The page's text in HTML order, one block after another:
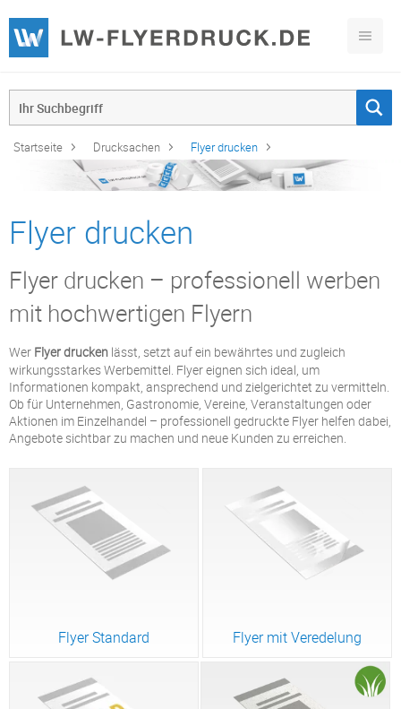
Startseite Drucksachen Flyer drucken
Flyer drucken
Flyer drucken – professionell werben
mit hochwertigen Flyern
Wer Flyer drucken lässt, setzt auf ein bewährtes und zugleich
wirkungsstarkes Werbemittel. Flyer eignen sich ideal, um
Informationen kompakt, ansprechend und zielgerichtet zu vermitteln.
Ob für Unternehmen, Gastronomie, Vereine, Veranstaltungen oder
Aktionen im Einzelhandel – professionell gedruckte Flyer helfen dabei,
Angebote sichtbar zu machen und neue Kunden zu erreichen.
Flyer Standard Flyer mit Veredelung